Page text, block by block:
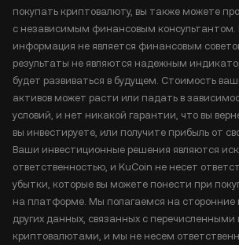
покупать криптовалюту, вы также можете
с независимым финансовым
информация не является финансовым
результаты не являются надежным
будет развиваться в будущем. Стоимость
активов может расти или падать в
условий, и нет никакой гарантии, что вы
вы инвестируете, или получите прибыль от
Ваши инвестиционные решения являются
ответственностью, и KuCoin не несет
убытки, которые вы можете понести при
на платформе. Мы полагаемся на сторонние
других данных, связанных с
криптовалютами, и мы не несем